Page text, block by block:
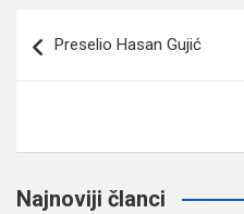
članaka
Preselio Hasan Gujić
Najnoviji članci